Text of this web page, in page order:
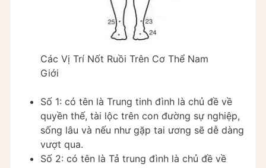
Các Vị Trí Nốt Ruồi Trên Cơ Thể Nam
Giới
Số 1: có tên là Trung tinh đình là chủ đề về
quyền thế, tài lộc trên con đường sự nghiệp,
sống lâu và nếu như gặp tai ương sẽ dễ dàng
vượt qua.
Số 2: có tên là Tả trung đình là chủ đề về